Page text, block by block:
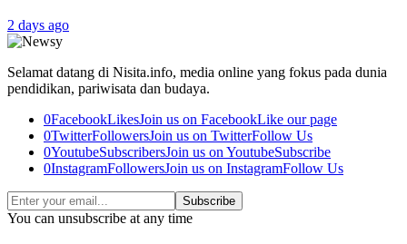
2 days ago
Selamat datang di Nisita.info, media online yang fokus pada dunia
pendidikan, pariwisata dan budaya.
0FacebookLikesJoin us on FacebookLike our page
0TwitterFollowersJoin us on TwitterFollow Us
0YoutubeSubscribersJoin us on YoutubeSubscribe
0InstagramFollowersJoin us on InstagramFollow Us
Subscribe
You can unsubscribe at any time